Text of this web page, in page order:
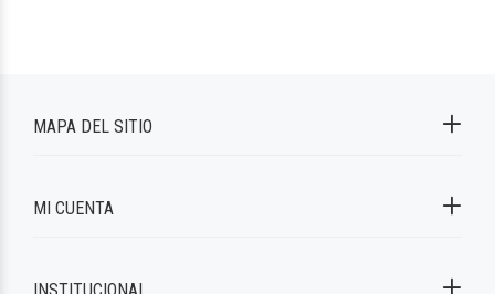
MAPA DEL SITIO
MI CUENTA